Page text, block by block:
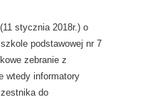
stycznia 2018r.) o
podstawowej nr 7
zebranie z
wtedy informatory
do